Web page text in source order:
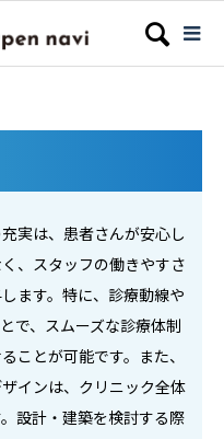
実は、患者さんが安心し
、スタッフの働きやすさ
ます。特に、診療動線や
で、スムーズな診療体制
ことが可能です。また、
インは、クリニック全体
設計・建築を検討する際